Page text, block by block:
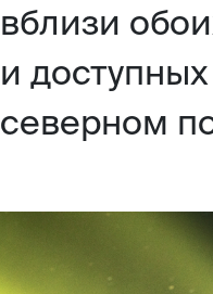
вблизи
и
северном